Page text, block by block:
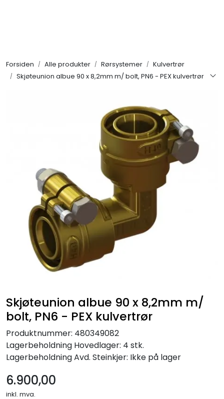
Forsiden Alle produkter Rørsystemer
Kulvertrør
Skjøteunion albue 90 x 8,2mm m/ bolt, PN6 - PEX kulvertrør
Skjøteunion albue 90 x 8,2mm m/
bolt, PN6 - PEX kulvertrør
Produktnummer: 480349082
Lagerbeholdning Hovedlager: 4 stk.
LagerbeholdningAvd. Steinkjer: Ikke på lager
6.900,00
inkl. mva.
KAMPANJER
Søk om proffkundekonto
Be om tilbud